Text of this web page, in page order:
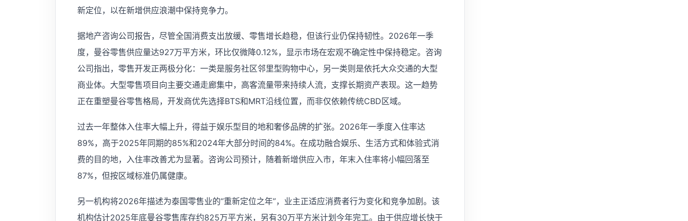
新定位，以在新增供应浪潮中保持竞争力。
据地产咨询公司报告，尽管全国消费支出放缓、零售增长趋稳，但该行业仍保持韧性。2026年一季
度，曼谷零售供应量达927万平方米，环比仅微降0.12%，显示市场在宏观不确定性中保持稳定。咨询
公司指出，零售开发正两极分化：一类是服务社区邻里型购物中心，另一类则是依托大众交通的大型
商业体。大型零售项目向主要交通走廊集中，高客流量带来持续人流，支撑长期资产表现。这一趋势
正在重塑曼谷零售格局，开发商优先选择BTS和MRT沿线位置，而非仅依赖传统CBD区域。
过去一年整体入住率大幅上升，得益于娱乐型目的地和奢侈品牌的扩张。2026年一季度入住率达
89%，高于2025年同期的85%和2024年大部分时间的84%。在成功融合娱乐、生活方式和体验式消
费的目的地，入住率改善尤为显著。咨询公司预计，随着新增供应入市，年末入住率将小幅回落至
87%，但按区域标准仍属健康。
另一机构将2026年描述为泰国零售业的“重新定位之年”，业主正适应消费者行为变化和竞争加剧。该
机构估计2025年底曼谷零售库存约825万平方米，另有30万平方米计划今年完工。由于供应增长快于